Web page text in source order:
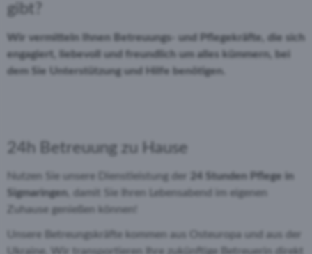
gibt?
Wir vermitteln Ihnen Betreuungs- und Pflegekräfte, die sich
engagiert, liebevoll und freundlich um alles kümmern, bei
dem Sie Unterstützung und Hilfe benötigen.
24h Betreuung zu Hause
Nutzen Sie unsere Dienstleistung der 24 Stunden Pflege in
Sigmaringen , damit Sie Ihren Lebensabend im eigenen
Zuhause genießen können!
Unsere Betreungskräfte kommen aus Osteuropa und aus der
Ukraine. Wir transportieren Ihre zukünftige Betreuerin direkt